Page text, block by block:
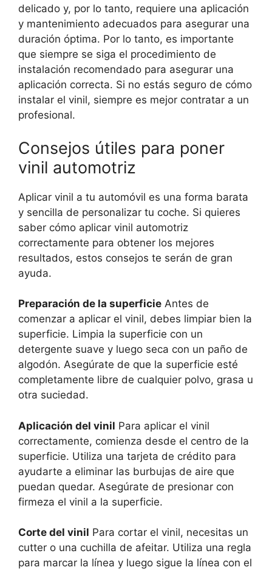
delicado y, por lo tanto, requiere una aplicación
y mantenimiento adecuados para asegurar una
duración óptima. Por lo tanto, es importante
que siempre se siga el procedimiento de
instalación recomendado para asegurar una
aplicación correcta. Si no estás seguro de cómo
instalar el vinil, siempre es mejor contratar a un
profesional.
Consejos útiles para poner
vinil automotriz
Aplicar vinil a tu automóvil es una forma barata
y sencilla de personalizar tu coche. Si quieres
saber cómo aplicar vinil automotriz
correctamente para obtener los mejores
resultados, estos consejos te serán de gran
ayuda.
Preparación de la superficie Antes de
comenzar a aplicar el vinil, debes limpiar bien la
superficie. Limpia la superficie con un
detergente suave y luego seca con un paño de
algodón. Asegúrate de que la superficie esté
completamente libre de cualquier polvo, grasa u
otra suciedad.
Aplicación del vinil Para aplicar el vinil
correctamente, comienza desde el centro de la
superficie. Utiliza una tarjeta de crédito para
ayudarte a eliminar las burbujas de aire que
puedan quedar. Asegúrate de presionar con
firmeza el vinil a la superficie.
Corte del vinil Para cortar el vinil, necesitas un
cutter o una cuchilla de afeitar. Utiliza una regla
para marcar la línea y luego sigue la línea con el